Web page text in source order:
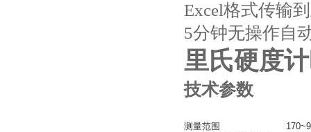
Excel格式传输
5分钟无操作自
里氏硬度
技术参数
测量范围